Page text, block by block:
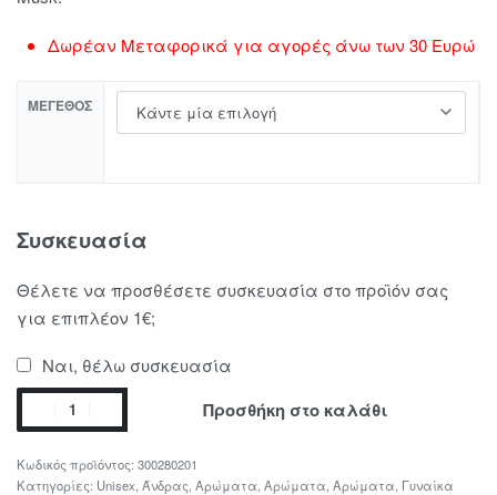
Δωρέαν Μεταφορικά για αγορές άνω των 30 Ευρώ
ΜΈΓΕΘΟΣ
Συσκευασία
Θέλετε να προσθέσετε συσκευασία στο προϊόν σας
για επιπλέον 1€;
Ναι, θέλω συσκευασία
Προσθήκη στο καλάθι
300280201
Κατηγορίες: Unisex Άνδρας Αρώματα Αρώματα Αρώματα Γυναίκα